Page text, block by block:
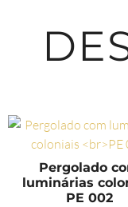
Pergolado
luminárias
PE 002